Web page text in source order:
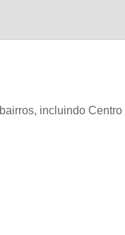
incluindo Centro